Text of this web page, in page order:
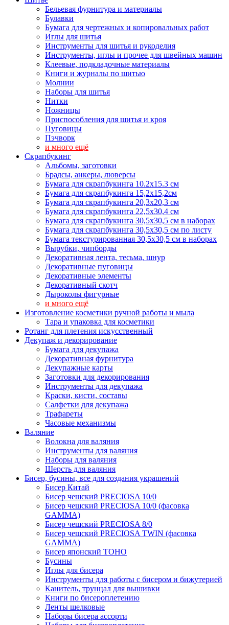
Бельевая фурнитура и материалы
Булавки
Бумага для чертежных и копировальных работ
Иглы для шитья
Инструменты для шитья и рукоделия
Инструменты, иглы и прочее для швейных машин
Клеевые, подкладочные материалы
Книги и журналы по шитью
Молнии
Наборы для шитья
Нитки
Ножницы
Приспособления для шитья и кроя
Пуговицы
Пэчворк
и много ещё
Скрапбукинг
Альбомы, заготовки
Брадсы, анкеры, люверсы
Бумага для скрапбукинга 10.2х15.3 см
Бумага для скрапбукинга 15,2х15,2см
Бумага для скрапбукинга 20,3х20,3 см
Бумага для скрапбукинга 22,5х30,4 см
Бумага для скрапбукинга 30,5х30,5 см в наборах
Бумага для скрапбукинга 30,5х30,5 см по листу
Бумага текстурированная 30,5х30,5 см в наборах
Вырубки, чипборды
Декоративная лента, тесьма, шнур
Декоративные пуговицы
Декоративные элементы
Декоративный скотч
Дыроколы фигурные
и много ещё
Изготовление косметики ручной работы и мыла
Тара и упаковка для косметики
Ротанг для плетения искусственный
Декупаж и декорирование
Бумага для декупажа
Декоративная фурнитура
Декупажные карты
Заготовки для декорирования
Инструменты для декупажа
Краски, кисти, составы
Салфетки для декупажа
Трафареты
Часовые механизмы
Валяние
Волокна для валяния
Инструменты для валяния
Наборы для валяния
Шерсть для валяния
Бисер, бусины, все для создания украшений
Бисер Китай
Бисер чешский PRECIOSA 10/0
Бисер чешский PRECIOSA 10/0 (фасовка
GAMMA)
Бисер чешский PRECIOSA 8/0
Бисер чешский PRECIOSA TWIN (фасовка
GAMMA)
Бисер японский TOHO
Бусины
Иглы для бисера
Инструменты для работы с бисером и бижутерией
Канитель, трунцал для вышивки
Книги по бисероплетению
Ленты шелковые
Наборы бисера ассорти